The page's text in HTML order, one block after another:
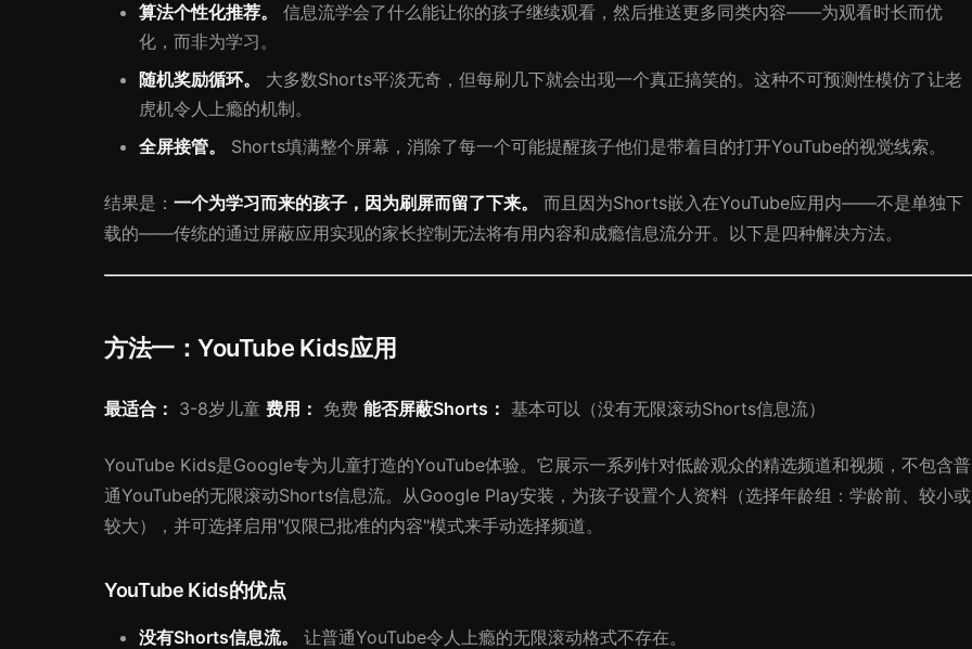
算法个性化推荐。
信息流学会了什么能让你的孩子继续观看，然后推送更多同类内容——为观看时长而优
化，而非为学习。
随机奖励循环。
大多数Shorts平淡无奇，但每刷几下就会出现一个真正搞笑的。这种不可预测性模仿了让老
虎机令人上瘾的机制。
全屏接管。
Shorts填满整个屏幕，消除了每一个可能提醒孩子他们是带着目的打开YouTube的视觉线索。
结果是： 一个为学习而来的孩子，因为刷屏而留了下来。
而且因为Shorts嵌入在YouTube应用内——不是单独下
载的——传统的通过屏蔽应用实现的家长控制无法将有用内容和成瘾信息流分开。以下是四种解决方法。
方法一：YouTube Kids应用
最适合： 3-8岁儿童 费用： 免费 能否屏蔽Shorts： 基本可以（没有无限滚动Shorts信息流）
YouTube Kids是Google专为儿童打造的YouTube体验。它展示一系列针对低龄观众的精选频道和视频，不包含普
通YouTube的无限滚动Shorts信息流。从Google Play安装，为孩子设置个人资料（选择年龄组：学龄前、较小或
较大），并可选择启用"仅限已批准的内容"模式来手动选择频道。
YouTube Kids的优点
没有Shorts信息流。
让普通YouTube令人上瘾的无限滚动格式不存在。